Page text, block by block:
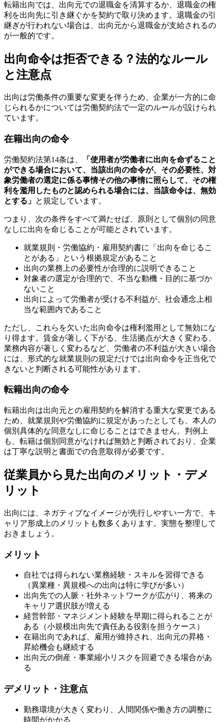
転籍出向では、出向元での退職金を清算するか、退職金の権
利を出向先に引き継ぐかを契約で取り決めます。退職金の引
継ぎが行われない場合は、出向元から退職金が支給されるの
が一般的です。
出向命令は拒否できる？法的なルール
と注意点
出向は労働条件の重要な変更を伴うため、企業が一方的に命
じられるかについては労働契約法で一定のルールが設けられ
ています。
在籍出向の命令
労働契約法第14条は、
「使用者が労働者に出向を命ずること
ができる場合において、当該出向の命令が、その必要性、対
象労働者の選定に係る事情その他の事情に照らして、その権
利を濫用したものと認められる場合には、当該命令は、無効
とする」 と規定しています。
つまり、次の条件をすべて満たせば、原則として個別の同意
なしに出向を命じることが可能とされています。
就業規則・労働協約・雇用契約書に「出向を命じるこ
とがある」という根拠規定があること
出向の業務上の必要性が合理的に説明できること
対象者の選定が合理的で、不当な動機・目的に基づか
ないこと
出向によって労働者が受ける不利益が、社会通念上相
当な範囲内であること
ただし、これらを欠いた出向命令は権利濫用として無効にな
り得ます。賃金が著しく下がる、生活拠点が大きく変わる、
業務内容が著しく変わるなど、労働者の不利益が大きい場合
には、形式的な就業規則の規定だけでは出向命令を正当化で
きないと判断される可能性があります。
転籍出向の命令
転籍出向は出向元との雇用契約を解消する重大な変更である
ため、就業規則や労働協約に規定があったとしても、本人の
個別具体的な同意なしに命じることはできません。判例上
も、転籍は個別同意がなければ無効と判断されており、企業
は丁寧な説明と書面での合意取得が必要です。
従業員から見た出向のメリット・デメ
リット
出向には、ネガティブなイメージが先行しやすい一方で、キ
ャリア形成上のメリットも数多くあります。実態を整理して
おきましょう。
メリット
自社では得られない業務経験・スキルを習得できる
（異業種・異規模への出向は特に学びが多い）
出向先での人脈・社外ネットワークが広がり、将来の
キャリア選択肢が増える
経営幹部・マネジメント経験を早期に得られることが
ある（小規模出向先で責任ある役割を担うケース）
在籍出向であれば、雇用が維持され、出向元の昇格・
昇給機会も継続する
出向元の倒産・事業縮小リスクを回避できる場合があ
る
デメリット・注意点
勤務環境が大きく変わり、人間関係や働き方の調整に
時間がかかる